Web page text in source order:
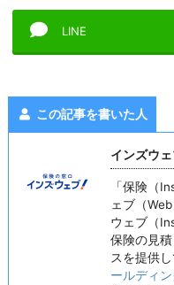
LINE
この記事を書いた人
インズウ
「保険（
ェブ（
ウェブ（
保険の見
スを提供
ールディ